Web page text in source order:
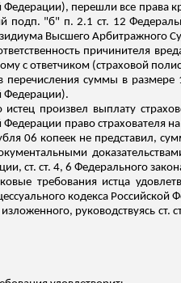
Федерации), перешли все права
подп. "б" п. 2.1 ст. 12
Высшего Арбитражного
причинителя
с ответчиком (страховой
перечисления суммы в
Федерации).
истец произвел выплату
Федерации право страхователя
06 копеек не представил,
ст. ст. 4, 6 Федерального
требования истца
кодекса Российской
руководствуясь